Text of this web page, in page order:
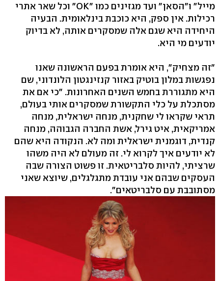
מייל" ו"הסאן" ועד מגזינים כמו "OK" וכל שאר אתרי
רכילות. אין ספק, היא כוכבת בינלאומית. הבעיה
היחידה היא שגם אלה שמסקרים אותה, לא בדיוק
יודעים מי היא.
"זה מצחיק", היא אומרת בפעם הראשונה שאנו
נפגשות במלון בוטיק באזור קנזינגטון הלונדוני, שם
היא מתגוררת בחמש השנים האחרונות. "כי אם את
מסתכלת על כלי התקשורת שמסקרים אותי בעולם,
תראי שקראו לי שחקנית, מנחה ישראלית, מנחה
אמריקאית, איט גירל, אשת החברה הגבוהה, מנחה
קנדית, דוגמנית ישראלית ומה לא. הנקודה היא שהם
לא יודעים איך לקרוא לי. זה מעולם לא היה משהו
שרציתי, להיות סלבריטאית. זו פשוט הצורה שבה
העסקים שבהם אני עובדת מתגלגלים, שיוצא שאני
מסתובבת עם סלבריטאים".